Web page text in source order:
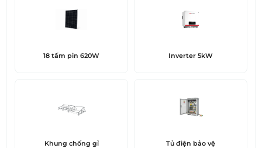
18 tấm pin 620W Inverter 5kW
Khung chống gỉ Tủ điện bảo vệ